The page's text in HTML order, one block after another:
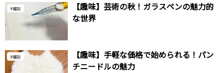
雑記
【趣味】芸術の秋！ガラスペンの魅力的
な世界
雑記
【趣味】手軽な価格で始められる！パン
チニードルの魅力